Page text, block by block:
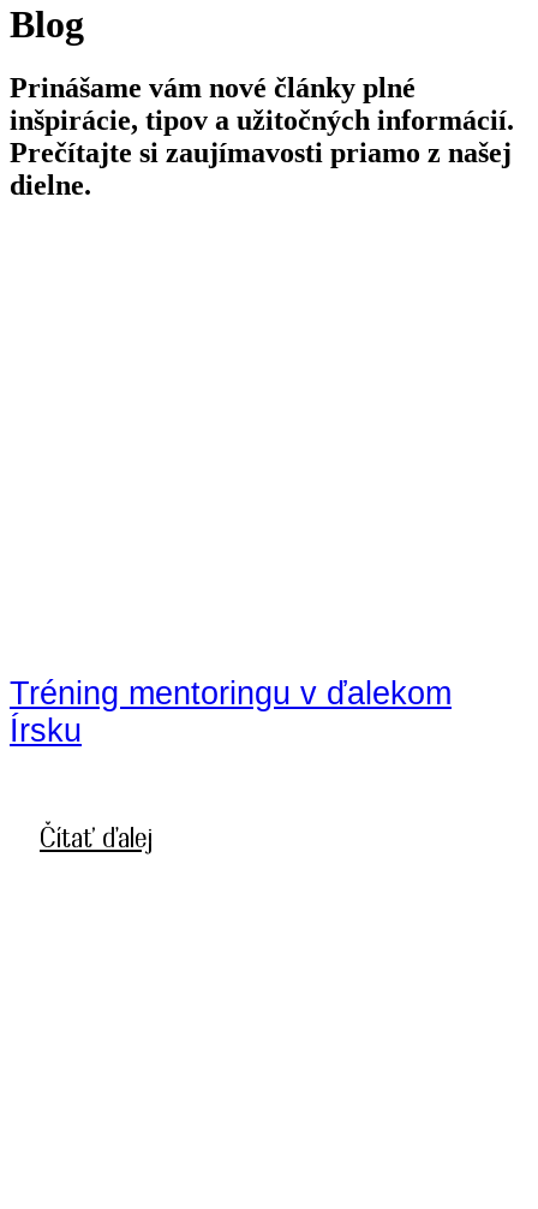
Blog
Prinášame vám nové články plné
inšpirácie, tipov a užitočných informácií.
Prečítajte si zaujímavosti priamo z našej
dielne.
Tréning mentoringu v ďalekom
Írsku
Čítať ďalej